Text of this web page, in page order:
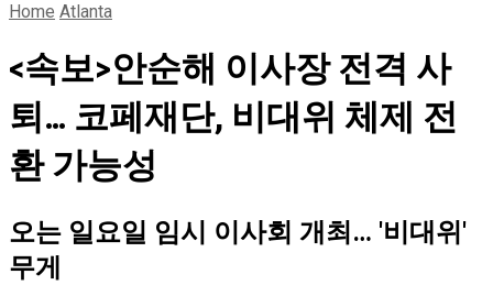
Home Atlanta
<속보>안순해 이사장 전격 사
퇴… 코페재단, 비대위 체제 전
환 가능성
오는 일요일 임시 이사회 개최… '비대위'
무게